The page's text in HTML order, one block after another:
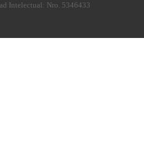
Intelectual: Nro. 5346433